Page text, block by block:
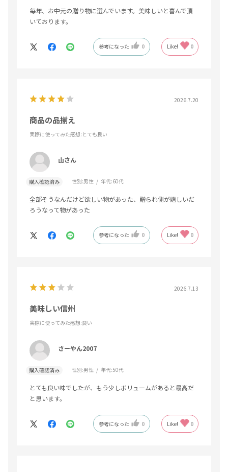
毎年、お中元の贈り物に選んでいます。美味しいと喜んで頂
いております。
参考になった 0 Like! 0
2026.7.20
商品の品揃え
実際に使ってみた感想:とても良い
山さん
購入確認済み 性別:男性 年代:60代
全部そうなんだけど欲しい物があった、贈られ側が嬉しいだ
ろうなって物があった
参考になった 0 Like! 0
2026.7.13
美味しい信州
実際に使ってみた感想:良い
さーやん2007
購入確認済み 性別:男性 年代:50代
とても良い味でしたが、もう少しボリュームがあると最高だ
と思います。
参考になった 0 Like! 0